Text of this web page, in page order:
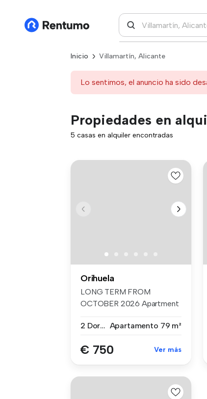
Inicio Villamartín, Alicante
Lo sentimos, el anuncio ha sido
Propiedades en
5 casas en alquiler encontradas
Orihuela
LONG TERM FROM
OCTOBER 2026 Apartment
2 Dormitorios Apartamento 79 m²
€ 750 Ver más